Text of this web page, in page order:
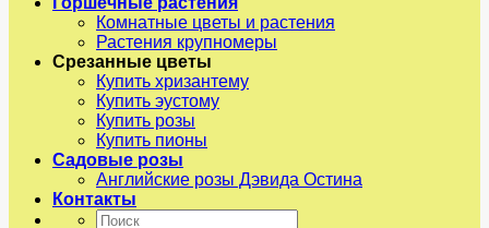
Комнатные цветы и растения
Растения крупномеры
Срезанные цветы
Купить хризантему
Купить эустому
Купить розы
Купить пионы
Садовые розы
Английские розы Дэвида Остина
Контакты
Искать: